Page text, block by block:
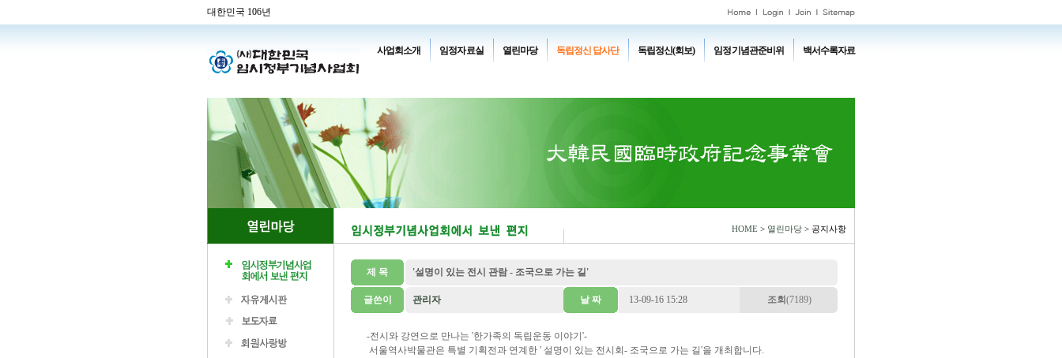
대한민국 106년
사업회소개 임정자료실 열린마당 독립정신 답사단 독립정신(회보) 임정기념관준비위 백서수록자료
HOME > 열린마당 > 공지사항
제 목 '설명이 있는 전시 관람 - 조국으로 가는 길'
글쓴이 관리자 날 짜 13-09-16 15:28 조회 (7189)
-전시와 강연으로 만나는 '한가족의 독립운동 이야기'-
서울역사박물관은 특별 기획전과 연계한 ' 설명이 있는 전시회- 조국으로 가는 길'을 개최합니다.